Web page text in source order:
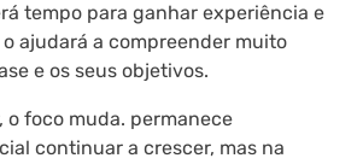
tempo para ganhar experiência e
ajudará a compreender muito
e os seus objetivos.
o foco muda. permanece
continuar a crescer, mas na